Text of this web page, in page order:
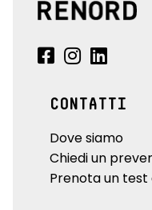
CONTATTI
Dove siamo
Chiedi un
Prenota un test